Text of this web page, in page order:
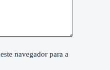
navegador para a